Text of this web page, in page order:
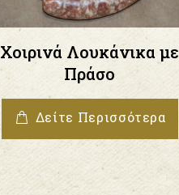
Χοιρινά Λουκάνικα με
Πράσο
Δείτε Περισσότερα